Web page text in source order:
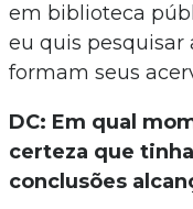
em biblioteca
eu quis pesquisar
formam seus
DC: Em qual
certeza que
conclusões